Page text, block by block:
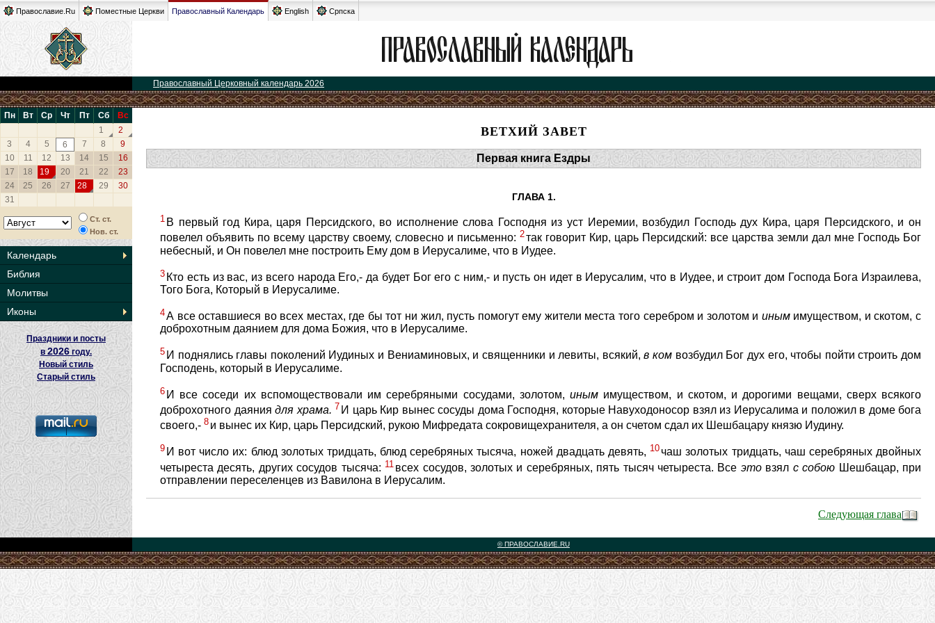
Православие.Ru Поместные Церкви Православный Календарь English Српска
Православный Церковный календарь 2026
Пн Вт Ср Чт Пт Сб
Вс
1
2
3
4 5 6 7 8
9
10
11 12 13 14 15
16
17
18 19 20 21 22
23
24
25 26 27 28 29
30
31
Ст. ст.
Нов. ст.
Календарь
Библия
Молитвы
Иконы
Праздники и посты
в2026 году.
Новый стиль
Старый стиль
ВЕТХИЙ ЗАВЕТ
Первая книга Ездры
ГЛАВА 1.
1 В первый год Кира, царя Персидского, во исполнение слова Господня из уст Иеремии, возбудил Господь дух Кира, царя Персидского, и он
повелел объявить по всему царству своему, словесно и письменно: 2так говорит Кир, царь Персидский: все царства земли дал мне Господь Бог
небесный, и Он повелел мне построить Ему дом в Иерусалиме, что в Иудее.
3 Кто есть из вас, из всего народа Его,- да будет Бог его с ним,- и пусть он идет в Иерусалим, что в Иудее, и строит дом Господа Бога Израилева,
Того Бога, Который в Иерусалиме.
4А все оставшиеся во всех местах, где бы тот ни жил, пусть помогут ему жители места того серебром и золотом и инымимуществом, и скотом, с
доброхотным даянием для дома Божия, что в Иерусалиме.
5 И поднялись главы поколений Иудиных и Вениаминовых, и священники и левиты, всякий,в ком возбудил Бог дух его, чтобы пойти строить дом
Господень, который в Иерусалиме.
6 И все соседи их вспомоществовали им серебряными сосудами, золотом,иным имуществом, и скотом, и дорогими вещами, сверх всякого
доброхотного даяния для храма. 7 И царь Кир вынес сосуды дома Господня, которые Навуходоносор взял из Иерусалима и положил в доме бога
своего,- 8 и вынес их Кир, царь Персидский, рукою Мифредата сокровищехранителя, а он счетом сдал их Шешбацару князю Иудину.
9 И вот число их: блюд золотых тридцать, блюд серебряных тысяча, ножей двадцать девять, 10 чаш золотых тридцать, чаш серебряных двойных
четыреста десять, других сосудов тысяча: 11 всех сосудов, золотых и серебряных, пять тысяч четыреста. Все этовзял с собою Шешбацар, при
отправлении переселенцев из Вавилона в Иерусалим.
Следующая глава
© ПРАВОСЛАВИЕ.RU